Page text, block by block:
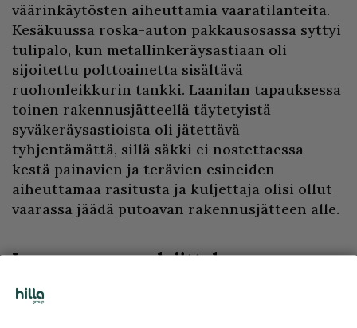
väärinkäytösten aiheuttamia vaaratilanteita.
Kesäkuussa roska-auton pakkausosassa syttyi
tulipalo, kun metallinkeräysastiaan oli
sijoitettu polttoainetta sisältävä
ruohonleikkurin tankki. Laanilan tapauksessa
toinen rakennusjätteellä täytetyistä
syväkeräysastioista oli jätettävä
tyhjentämättä, sillä säkki ei nostettaessa
kestä painavien ja terävien esineiden
aiheuttamaa rasitusta ja kuljettaja olisi ollut
vaarassa jäädä putoavan rakennusjätteen alle.
Lapeco neuvoo lajittelussa
Rakennusjätteen oikea osoite on jäteasema.